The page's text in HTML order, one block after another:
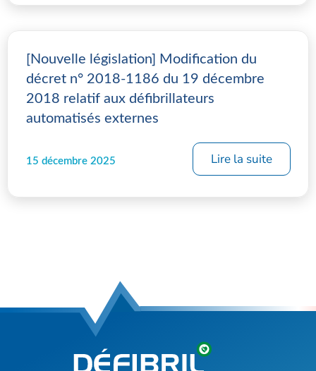
[Nouvelle législation] Modification du
décret n° 2018-1186 du 19 décembre
2018 relatif aux défibrillateurs
automatisés externes
15 décembre 2025 Lire la suite